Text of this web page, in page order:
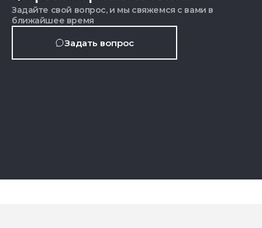
Задайте свой вопрос, и мы свяжемся с вами в
ближайшее время
Задать вопрос